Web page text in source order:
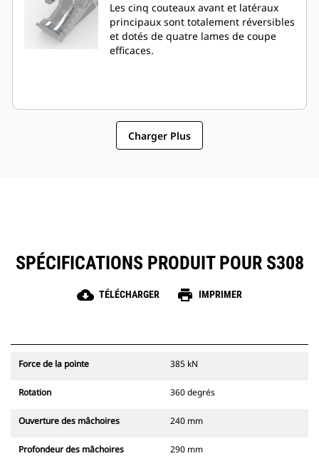
Les cinq couteaux avant et latéraux
principaux sont totalement réversibles
et dotés de quatre lames de coupe
efficaces.
Charger Plus
SPÉCIFICATIONS PRODUIT POUR S308
cloud_download TÉLÉCHARGER print IMPRIMER
Force de la pointe 385 kN
Rotation 360 degrés
Ouverture des mâchoires 240 mm
Profondeur des mâchoires 290 mm